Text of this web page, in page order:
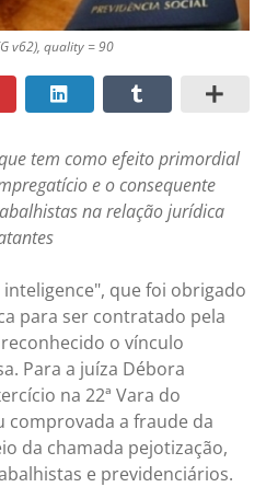
v62), quality = 90
tem como efeito primordial
e o consequente
na relação jurídica
que foi obrigado
para ser contratado pela
reconhecido o vínculo
Para a juíza Débora
na 22ª Vara do
comprovada a fraude da
da chamada pejotização,
e previdenciários.